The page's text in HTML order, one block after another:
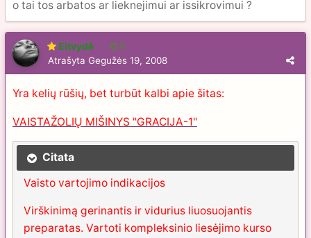
o tai tos arbatos ar lieknejimui ar issikrovimui ?
Eitvydė 6
Atrašyta Gegužės 19, 2008
Yra kelių rūšių, bet turbūt kalbi apie šitas:
VAISTAŽOLIŲ MIŠINYS "GRACIJA-1"
Citata
Vaisto vartojimo indikacijos
Virškinimą gerinantis ir vidurius liuosuojantis
preparatas. Vartoti kompleksinio liesėjimo kurso